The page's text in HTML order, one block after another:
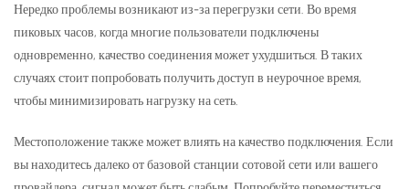
Нередко проблемы возникают из-за перегрузки сети. Во время
пиковых часов, когда многие пользователи подключены
одновременно, качество соединения может ухудшиться. В таких
случаях стоит попробовать получить доступ в неурочное время,
чтобы минимизировать нагрузку на сеть.
Местоположение также может влиять на качество подключения. Если
вы находитесь далеко от базовой станции сотовой сети или вашего